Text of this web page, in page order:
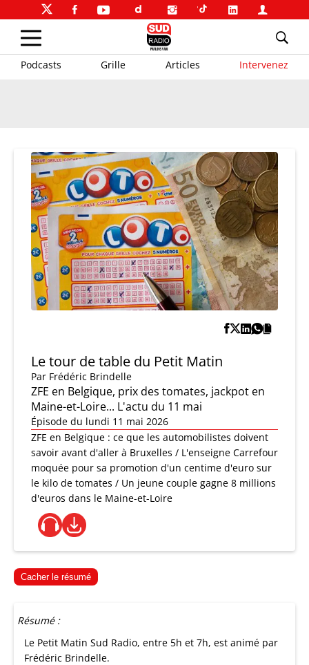
Podcasts Grille Articles Intervenez
Le tour de table du Petit Matin
Par Frédéric Brindelle
ZFE en Belgique, prix des tomates, jackpot en
Maine-et-Loire... L'actu du 11 mai
Épisode du lundi 11 mai 2026
ZFE en Belgique : ce que les automobilistes doivent
savoir avant d'aller à Bruxelles / L'enseigne Carrefour
moquée pour sa promotion d'un centime d'euro sur
le kilo de tomates / Un jeune couple gagne 8 millions
d'euros dans le Maine-et-Loire
Cacher le résumé
Résumé :
Le Petit Matin Sud Radio, entre 5h et 7h, est animé par
Frédéric Brindelle.